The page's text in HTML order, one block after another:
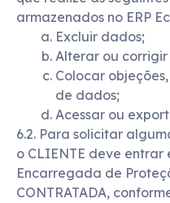
armazenados no ERP
Excluir dados;
Alterar ou
Colocar
de dados;
Acessar ou
6.2. Para solicitar
o CLIENTE deve entrar
Encarregada de
CONTRATADA,